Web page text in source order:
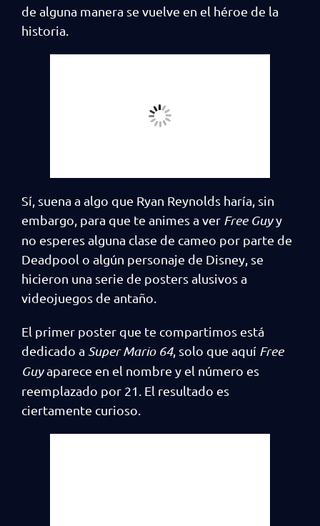
de alguna manera se vuelve en el héroe de la
historia.
Sí, suena a algo que Ryan Reynolds haría, sin
embargo, para que te animes a ver Free Guyy
no esperes alguna clase de cameo por parte de
Deadpool o algún personaje de Disney, se
hicieron una serie de posters alusivos a
videojuegos de antaño.
El primer poster que te compartimos está
dedicado a Super Mario 64, solo que aquí Free
Guyaparece en el nombre y el número es
reemplazado por 21. El resultado es
ciertamente curioso.